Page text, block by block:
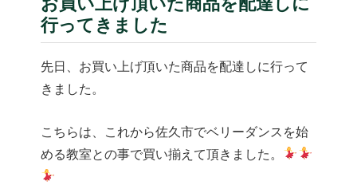
行ってきました
先日、お買い上げ頂いた商品を配達しに行って
きました。
こちらは、これから佐久市でベリーダンスを始
める教室との事で買い揃えて頂きました。